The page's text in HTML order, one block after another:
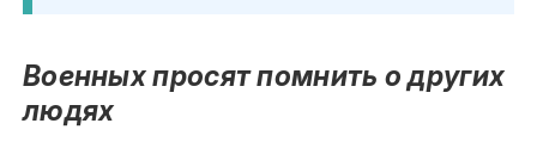
Военных просят помнить о других
людях